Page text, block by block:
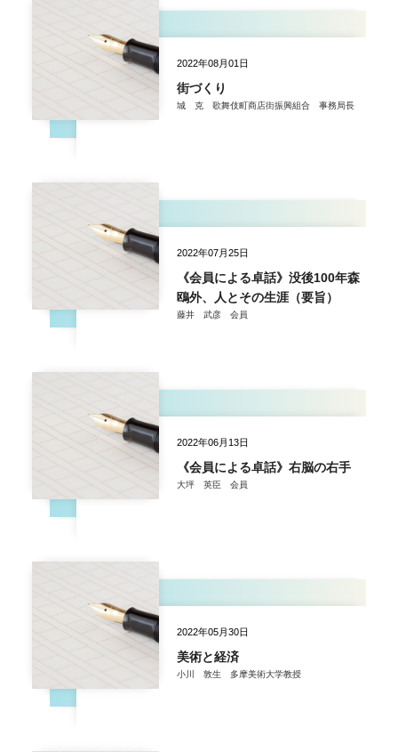
2022年08月01日
街づくり
城 克 歌舞伎町商店街振興組合 事務局長
2022年07月25日
《会員による卓話》没後100年森
鴎外、人とその生涯（要旨）
藤井 武彦 会員
2022年06月13日
《会員による卓話》右脳の右手
大坪 英臣 会員
2022年05月30日
美術と経済
小川 敦生 多摩美術大学教授